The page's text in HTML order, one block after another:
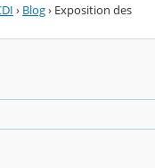
› Blog› Exposition des